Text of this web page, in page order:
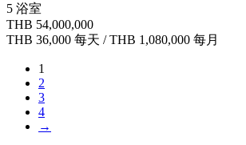
5 浴室
THB 54,000,000
THB 36,000 每天 /THB 1,080,000 每月
1
2
3
4
→